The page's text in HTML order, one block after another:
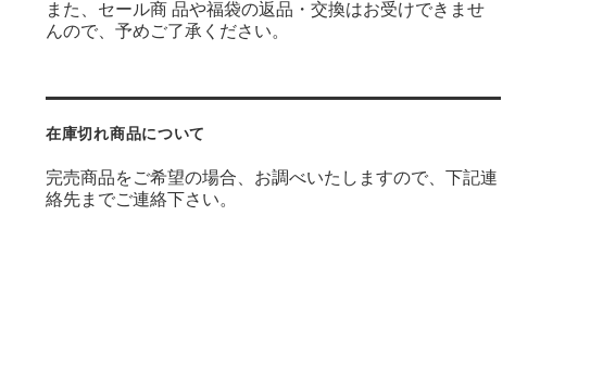
また、セール商 品や福袋の返品・交換はお受けできませ
んので、予めご了承ください。
在庫切れ商品について
完売商品をご希望の場合、お調べいたしますので、下記連
絡先までご連絡下さい。